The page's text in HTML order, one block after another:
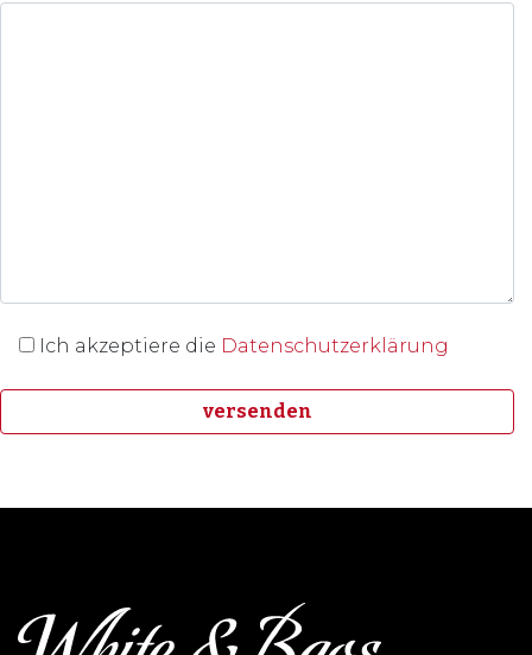
Ich akzeptiere die Datenschutzerklärung